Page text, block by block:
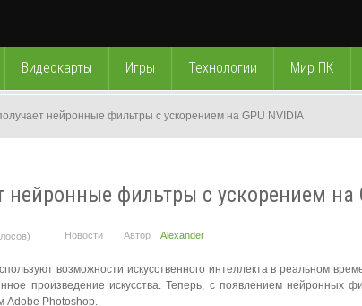
Видеокарты Игры Технологии Мир ПК
нейронные фильтры с ускорением на GPU NVIDIA
нейронные фильтры с ускорением на
Новости Автор Alexander
возможности искусственного интеллекта в реальном
произведение искусства. Теперь, с появлением нейронных
Adobe Photoshop.